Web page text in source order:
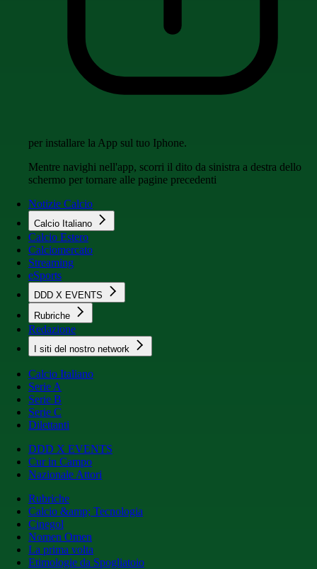
per installare la App sul tuo Iphone.
Mentre navighi nell'app, scorri il dito da sinistra a destra dello
schermo per tornare alle pagine precedenti
Notizie Calcio
Calcio Italiano
Calcio Estero
Calciomercato
Streaming
eSports
DDD X EVENTS
Rubriche
Redazione
I siti del nostro network
Calcio Italiano
Serie A
Serie B
Serie C
Dilettanti
DDD X EVENTS
Cur in Campo
Nazionale Attori
Rubriche
Calcio &amp; Tecnologia
Cinegol
Nomen Omen
La prima volta
Etimologie da Spogliatoio